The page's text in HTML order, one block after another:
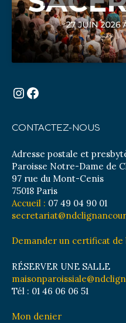
Instagram
Facebook
CONTACTEZ-NOUS
Adresse postale et
Paroisse Notre-Dame de
97 rue du Mont-Cenis
75018 Paris
Accueil : 07 49 04 90 01
Demander un certificat de
RÉSERVER UNE SALLE
Tél : 01 46 06 06 51
Mon denier